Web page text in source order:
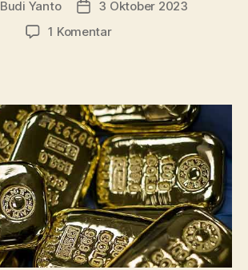
Budi Yanto
Tanggal
artikel
3 Oktober 2023
1 Komentarpada
Sudah
Turun
5%
Dalam
6
Hari